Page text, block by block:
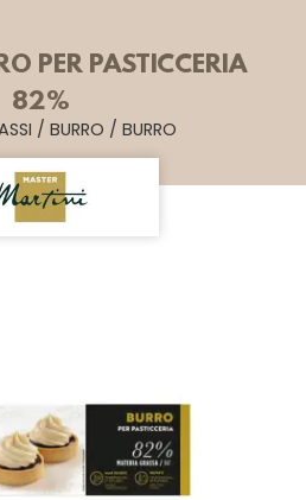
PER PASTICCERIA
82%
/ BURRO / BURRO